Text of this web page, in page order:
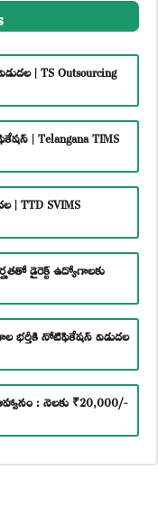
| TS Outsourcing
| Telangana TIMS
| TTD SVIMS
డైరెక్ట్ ఉద్యోగాలకు
భర్తీకి నోటిఫికేషన్ విడుదల
: నెలకు ₹20,000/-